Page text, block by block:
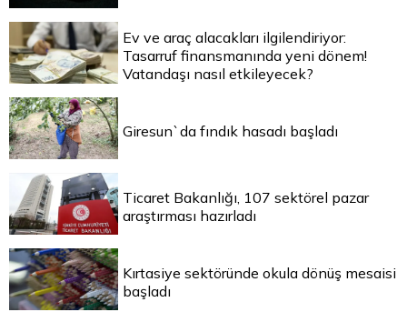
Ev ve araç alacakları ilgilendiriyor:
Tasarruf finansmanında yeni dönem!
Vatandaşı nasıl etkileyecek?
Giresun`da fındık hasadı başladı
Ticaret Bakanlığı, 107 sektörel pazar
araştırması hazırladı
Kırtasiye sektöründe okula dönüş mesaisi
başladı